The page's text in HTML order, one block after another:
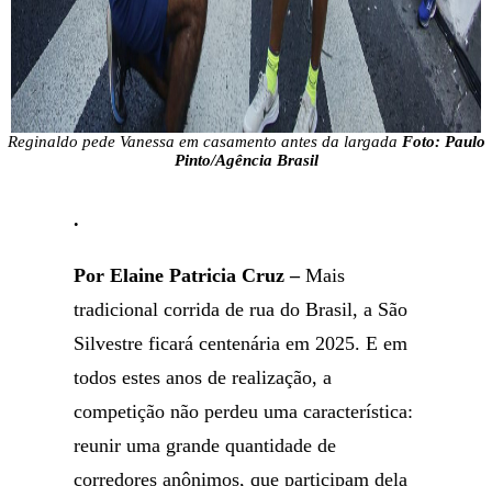
Reginaldo pede Vanessa em casamento antes da largada Foto: Paulo
Pinto/Agência Brasil
.
Por Elaine Patricia Cruz –Mais
tradicional corrida de rua do Brasil, a São
Silvestre ficará centenária em 2025. E em
todos estes anos de realização, a
competição não perdeu uma característica:
reunir uma grande quantidade de
corredores anônimos, que participam dela